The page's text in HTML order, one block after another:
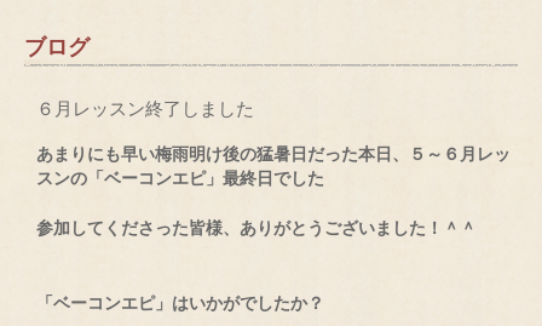
ブログ
６月レッスン終了しました
あまりにも早い梅雨明け後の猛暑日だった本日、５～６月レッ
スンの「ベーコンエピ」最終日でした
参加してくださった皆様、ありがとうございました！＾＾
「ベーコンエピ」はいかがでしたか？